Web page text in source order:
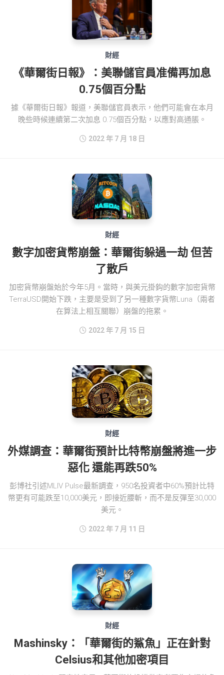
財經
《華爾街日報》：美聯儲官員准備再加息
0.75個百分點
據《華爾街日報》報道，美聯儲官員表示，他們可能會在本月
晚些時候連續第二次加息 0.75個百分點，以應對高通脹。
2022 年 7 月 18 日
財經
數字加密貨幣崩盤：華爾街躲過一劫 但苦
了散戶
加密貨幣崩盤始於今年5月。當時，與美元掛鈎的數字加密貨幣
TerraUSD開始下跌，主要是受到了另一種數字貨幣Luna（兩者
在算法上相互關聯）崩盤的拖累。
2022 年 7 月 15 日
財經
外媒調查：華爾街預計比特幣崩盤將進一步
惡化 還能再跌50%
彭博社引述MLIV Pulse最新調查，950名投資者中60%預計比特
幣更有可能跌至10,000美元，即接近腰斬，而不是反彈至30,000
美元。
2022 年 7 月 11 日
財經
Mashinsky：「華爾街的鯊魚」正在針對
Celsius和其他加密項目